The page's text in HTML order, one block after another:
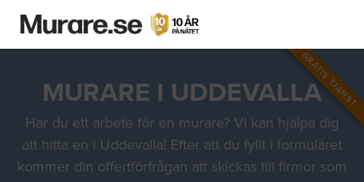
GRATIS TJÄNST
MURARE I UDDEVALLA
Har du ett arbete för en murare? Vi kan hjälpa dig
att hitta en i Uddevalla! Efter att du fyllt i formuläret
kommer din offertförfrågan att skickas till firmor som